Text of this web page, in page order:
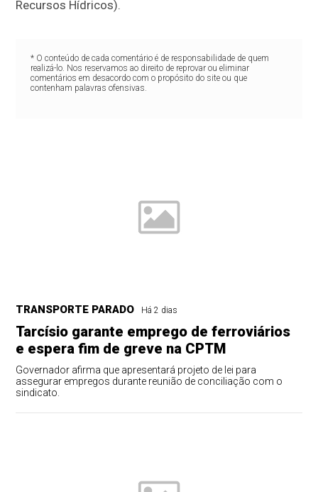
Recursos Hídricos).
* O conteúdo de cada comentário é de responsabilidade de quem
realizá-lo. Nos reservamos ao direito de reprovar ou eliminar
comentários em desacordo com o propósito do site ou que
contenham palavras ofensivas.
TRANSPORTE PARADO Há 2 dias
Tarcísio garante emprego de ferroviários
e espera fim de greve na CPTM
Governador afirma que apresentará projeto de lei para
assegurar empregos durante reunião de conciliação com o
sindicato.